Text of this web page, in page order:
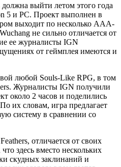
выйти летом этого года
5 и PC. Проект выполнен в
выходит по несколько AAA-
не сильно отличается от
ее журналисты IGN
от геймплея имеются и
любой Souls-Like RPG, в том
Журналисты IGN получили
около 2 часов и поделились
их словам, игра предлагает
систему в сравнении со
отличается от своих
здесь вместо нескольких
скудных заклинаний и